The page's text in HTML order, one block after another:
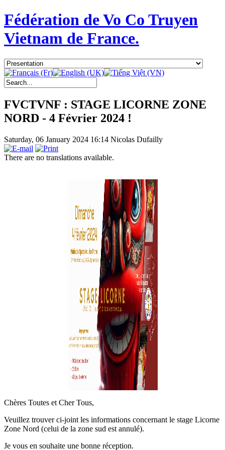
Fédération de Vo Co Truyen
Vietnam de France.
FVCTVNF : STAGE LICORNE ZONE
NORD - 4 Février 2024 !
Saturday, 06 January 2024 16:14 Nicolas Dufailly
There are no translations available.
Chères Toutes et Cher Tous,
Veuillez trouver ci-joint les informations concernant le stage Licorne
Zone Nord (celui de la zone sud est annulé).
Je vous en souhaite une bonne réception.